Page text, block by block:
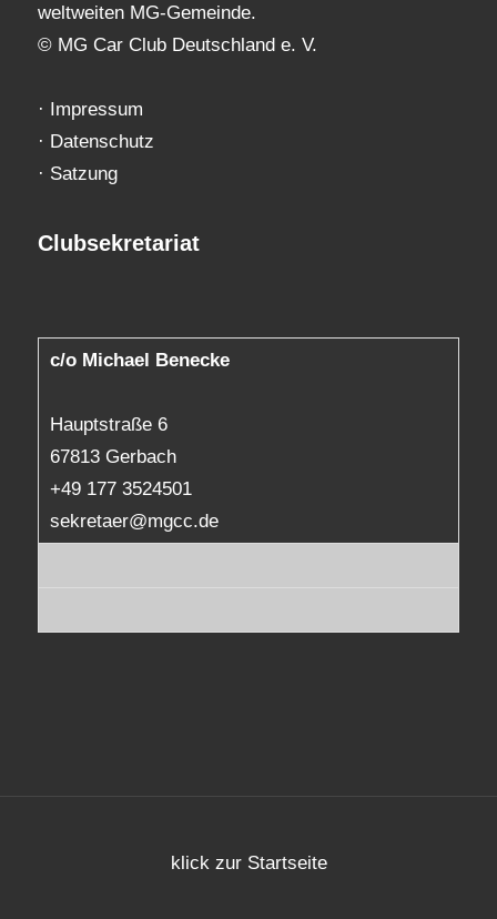
weltweiten MG-Gemeinde.
© MG Car Club Deutschland e. V.
· Impressum
· Datenschutz
· Satzung
Clubsekretariat
c/o Michael Benecke
Hauptstraße 6
67813 Gerbach
+49 177 3524501
sekretaer@mgcc.de
klick zur Startseite